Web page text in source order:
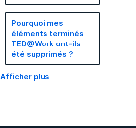
Pourquoi mes
éléments terminés
TED@Work ont-ils
été supprimés ?
Afficher plus